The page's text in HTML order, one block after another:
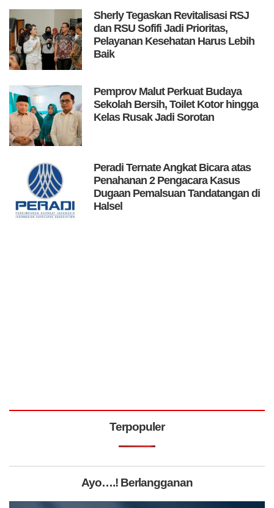
Sherly Tegaskan Revitalisasi RSJ
dan RSU Sofifi Jadi Prioritas,
Pelayanan Kesehatan Harus Lebih
Baik
Pemprov Malut Perkuat Budaya
Sekolah Bersih, Toilet Kotor hingga
Kelas Rusak Jadi Sorotan
Peradi Ternate Angkat Bicara atas
Penahanan 2 Pengacara Kasus
Dugaan Pemalsuan Tandatangan di
Halsel
Terpopuler
Ayo….! Berlangganan